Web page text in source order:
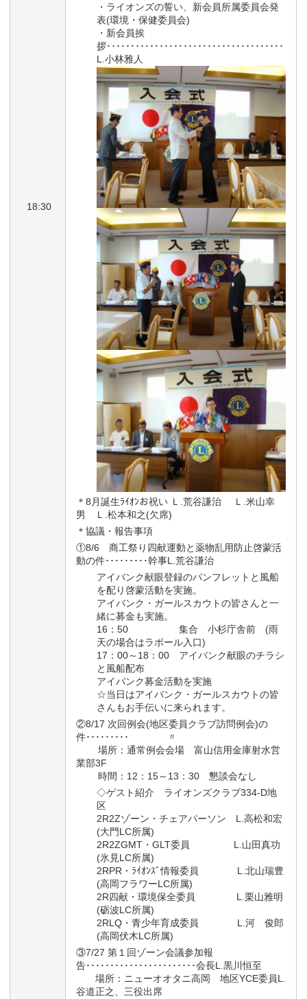
18:30
・ライオンズの誓い、新会員所属委員会発
表(環境・保健委員会)
・新会員挨
拶･････････････････････････････････････
L.小林雅人
＊8月誕生ﾗｲｵﾝお祝い Ｌ.荒谷謙治 Ｌ.米山幸
男 Ｌ.松本和之(欠席)
＊協議・報告事項
①8/6 商工祭り四献運動と薬物乱用防止啓蒙活
動の件･････････幹事L.荒谷謙治
アイバンク献眼登録のパンフレットと風船
を配り啓蒙活動を実施。
アイバンク・ガールスカウトの皆さんと一
緒に募金も実施。
16：50 集合 小杉庁舎前 (雨
天の場合はラポール入口)
17：00～18：00 アイバンク献眼のチラシ
と風船配布
アイバンク募金活動を実施
☆当日はアイバンク・ガールスカウトの皆
さんもお手伝いに来られます。
②8/17 次回例会(地区委員クラブ訪問例会)の
件･････････ 〃
場所：通常例会会場 富山信用金庫射水営
業部3F
時間：12：15～13：30 懇談会なし
◇ゲスト紹介 ライオンズクラブ334-D地
区
2R2Zゾーン・チェアパーソン L.高松和宏
(大門LC所属)
2R2ZGMT・GLT委員 L.山田真功
(氷見LC所属)
2RPR・ﾗｲｵﾝｽﾞ情報委員 L.北山瑞豊
(高岡フラワーLC所属)
2R四献・環境保全委員 L.栗山雅明
(砺波LC所属)
2RLQ・青少年育成委員 L.河 俊郎
(高岡伏木LC所属)
③7/27 第１回ゾーン会議参加報
告･･･････････････････････会長L.黒川恒至
場所：ニューオオタニ高岡 地区YCE委員L.
谷道正之、三役出席